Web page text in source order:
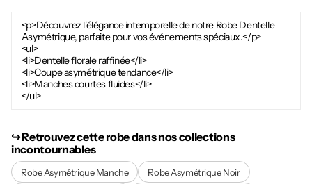
<p>Découvrez l'élégance intemporelle de notre Robe Dentelle
Asymétrique, parfaite pour vos événements spéciaux.</p>
<ul>
<li>Dentelle florale raffinée</li>
<li>Coupe asymétrique tendance</li>
<li>Manches courtes fluides</li>
</ul>
↪︎ Retrouvez cette robe dans nos collections
incontournables
Robe Asymétrique Manche
Robe Asymétrique Noir